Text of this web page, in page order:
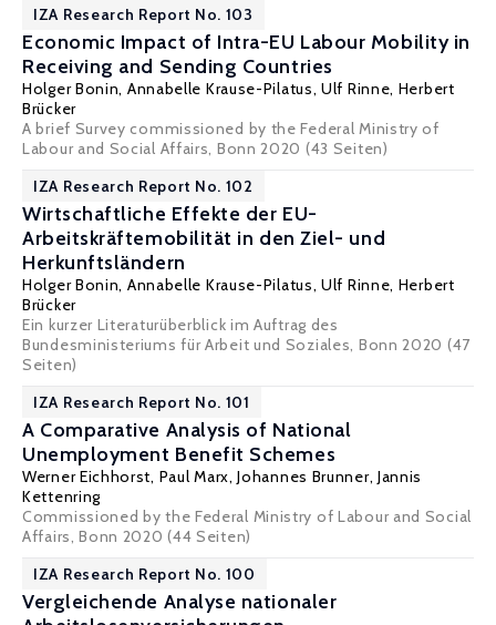
IZA Research Report No. 103
Economic Impact of Intra-EU Labour Mobility in
Receiving and Sending Countries
Holger Bonin, Annabelle Krause-Pilatus,Ulf Rinne, Herbert
Brücker
A brief Survey commissioned by the Federal Ministry of
Labour and Social Affairs, Bonn 2020 (43 Seiten)
IZA Research Report No. 102
Wirtschaftliche Effekte der EU-
Arbeitskräftemobilität in den Ziel- und
Herkunftsländern
Holger Bonin, Annabelle Krause-Pilatus,Ulf Rinne, Herbert
Brücker
Ein kurzer Literaturüberblick im Auftrag des
Bundesministeriums für Arbeit und Soziales, Bonn 2020 (47
Seiten)
IZA Research Report No. 101
A Comparative Analysis of National
Unemployment Benefit Schemes
Werner Eichhorst, Paul Marx,Johannes Brunner, Jannis
Kettenring
Commissioned by the Federal Ministry of Labour and Social
Affairs, Bonn 2020 (44 Seiten)
IZA Research Report No. 100
Vergleichende Analyse nationaler